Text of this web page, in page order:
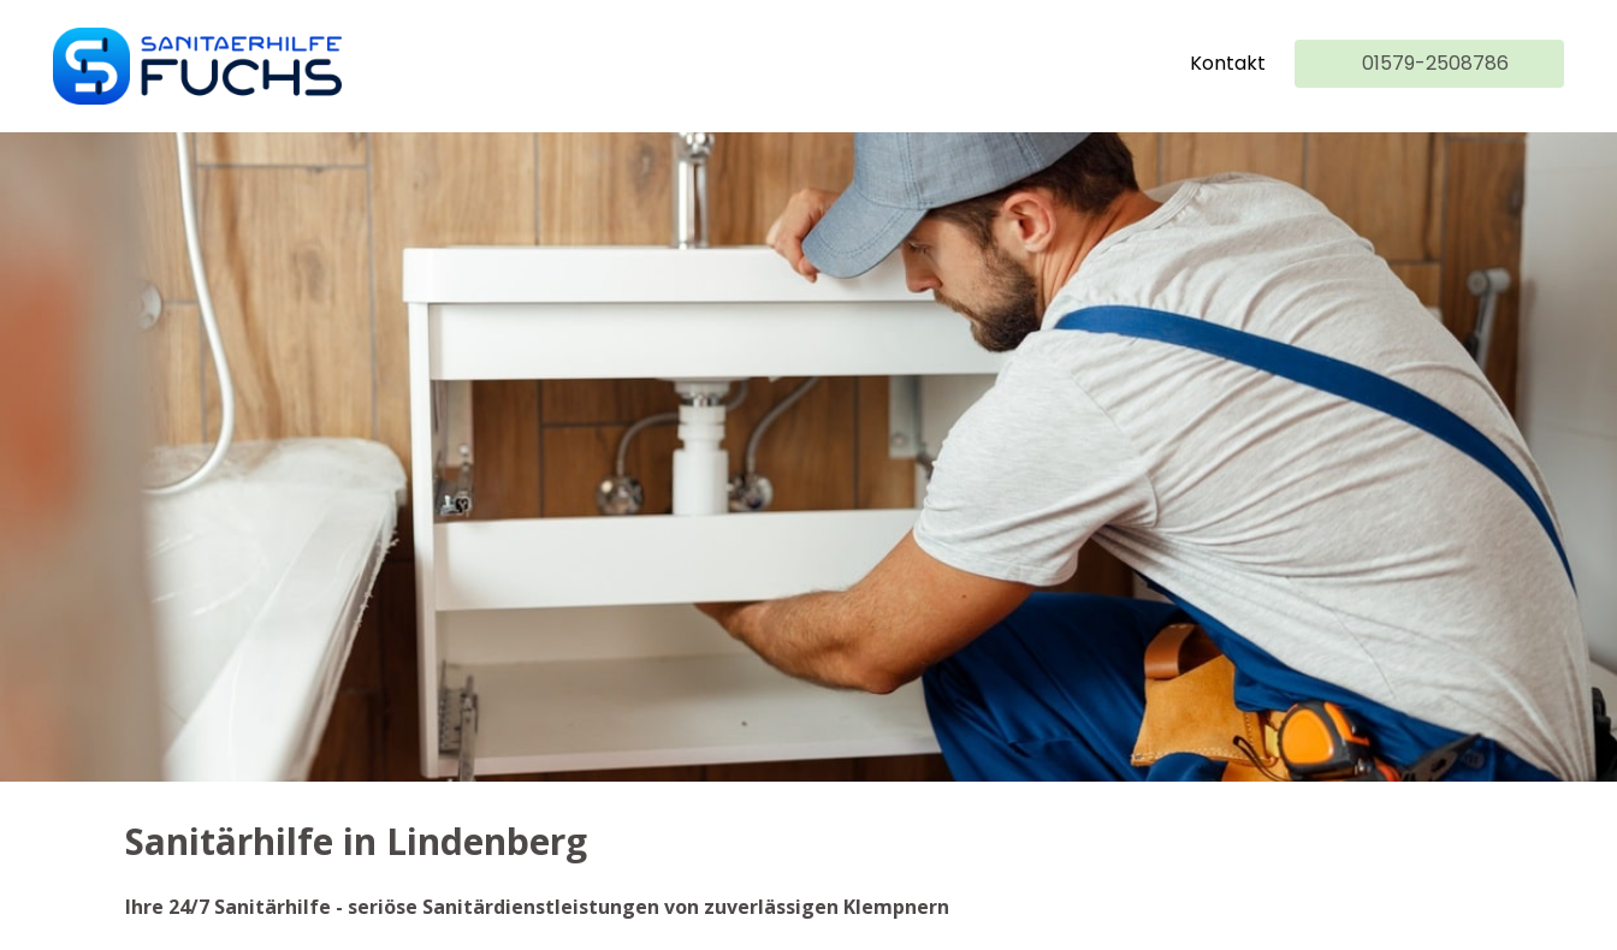
Kontakt 01579-2508786
Sanitärhilfe in Lindenberg
Ihre 24/7 Sanitärhilfe - seriöse Sanitärdienstleistungen von zuverlässigen Klempnern